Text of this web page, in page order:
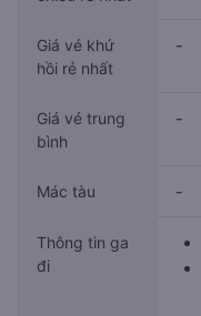
Giá vé khứ
hồi rẻ nhất
-
Giá vé trung
bình
-
Mác tàu -
Thông tin ga
đi